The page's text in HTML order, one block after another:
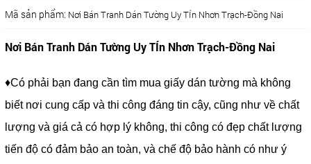
Mã sản phẩm: Nơi Bán Tranh Dán Tường Uy TÍn Nhơn Trạch-Đồng Nai
Nơi Bán Tranh Dán Tường Uy TÍn Nhơn Trạch-Đồng Nai
♦Có phải bạn đang cần tìm mua giấy dán tường mà không
biết nơi cung cấp và thi công đáng tin cậy, cũng như về chất
lượng và giá cả có hợp lý không, thi công có đẹp chất lượng
tiến độ có đảm bảo an toàn, và chế độ bảo hành có như ý